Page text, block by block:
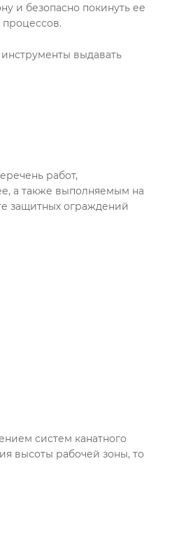
и безопасно покинуть ее
выдавать
работ,
а также выполняемым на
защитных ограждений
систем канатного
высоты рабочей зоны, то